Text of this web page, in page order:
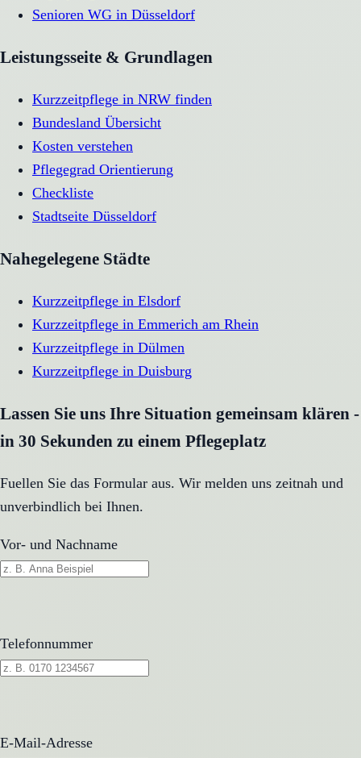
Senioren WG in Düsseldorf
Leistungsseite & Grundlagen
Kurzzeitpflege in NRW finden
Bundesland Übersicht
Kosten verstehen
Pflegegrad Orientierung
Checkliste
Stadtseite Düsseldorf
Nahegelegene Städte
Kurzzeitpflege in Elsdorf
Kurzzeitpflege in Emmerich am Rhein
Kurzzeitpflege in Dülmen
Kurzzeitpflege in Duisburg
Lassen Sie uns Ihre Situation gemeinsam klären -
in 30 Sekunden zu einem Pflegeplatz
Fuellen Sie das Formular aus. Wir melden uns zeitnah und
unverbindlich bei Ihnen.
Vor- und Nachname
Telefonnummer
E-Mail-Adresse